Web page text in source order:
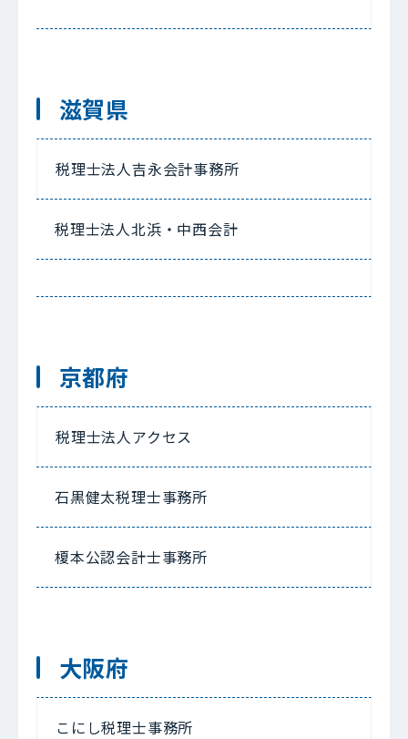
滋賀県
税理士法人吉永会計事務所
税理士法人北浜・中西会計
京都府
税理士法人アクセス
石黒健太税理士事務所
榎本公認会計士事務所
大阪府
こにし税理士事務所